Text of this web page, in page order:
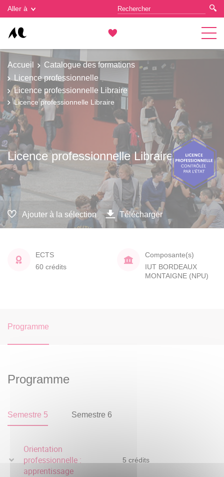
Aller à
Accueil
Catalogue des formations
Licence professionnelle
Licence professionnelle Libraire
Licence professionnelle Libraire
Licence professionnelle Libraire
Ajouter à la sélection Télécharger
ECTS
60 crédits
Composante(s)
IUT BORDEAUX
MONTAIGNE (NPU)
Programme
Programme
Semestre 5 Semestre 6
Orientation
professionnelle :
apprentissage
5 crédits
Gestion des cookies